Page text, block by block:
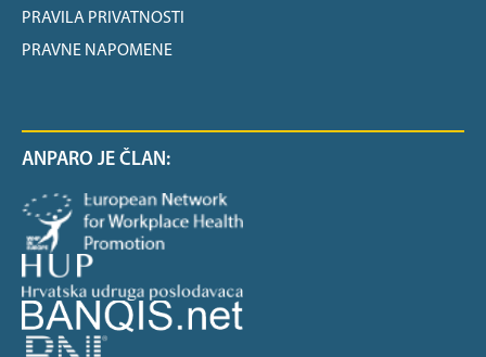
PRAVILA PRIVATNOSTI
PRAVNE NAPOMENE
ANPARO JE ČLAN: